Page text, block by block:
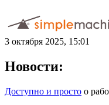
3 октября 2025, 15:01
Новости:
Доступно и просто о